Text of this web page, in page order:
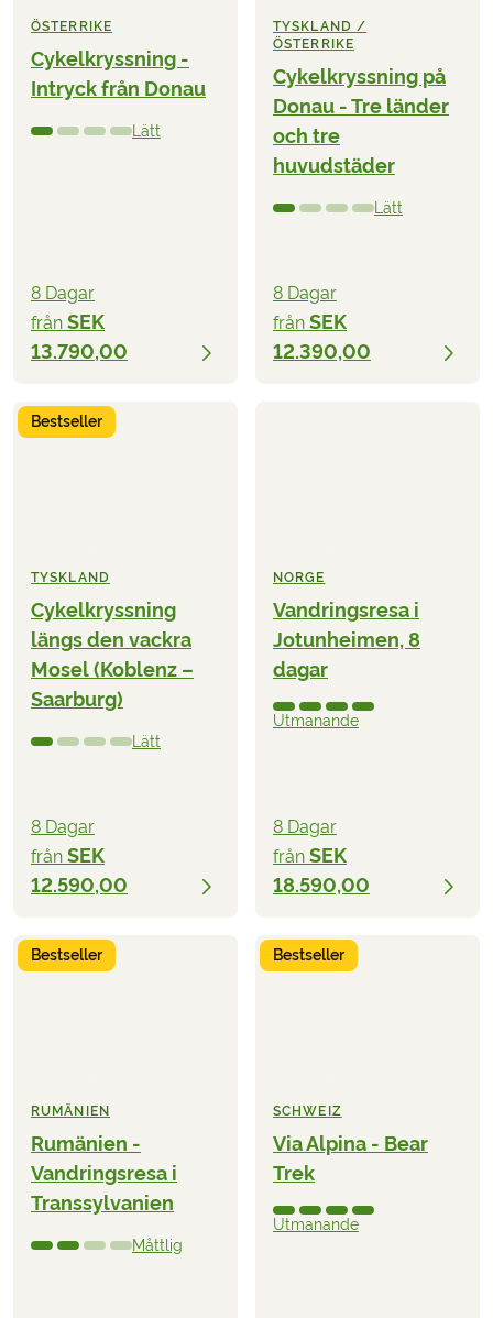
ÖSTERRIKE
Cykelkryssning -
Intryck från Donau
Lätt
8 Dagar
från SEK
13.790,00
TYSKLAND /
ÖSTERRIKE
Cykelkryssning på
Donau - Tre länder
och tre
huvudstäder
Lätt
8 Dagar
från SEK
12.390,00
Bestseller
TYSKLAND
Cykelkryssning
längs den vackra
Mosel (Koblenz –
Saarburg)
Lätt
8 Dagar
från SEK
12.590,00
NORGE
Vandringsresa i
Jotunheimen, 8
dagar
Utmanande
8 Dagar
från SEK
18.590,00
Bestseller
RUMÄNIEN
Rumänien -
Vandringsresa i
Transsylvanien
Måttlig
Bestseller
SCHWEIZ
Via Alpina - Bear
Trek
Utmanande